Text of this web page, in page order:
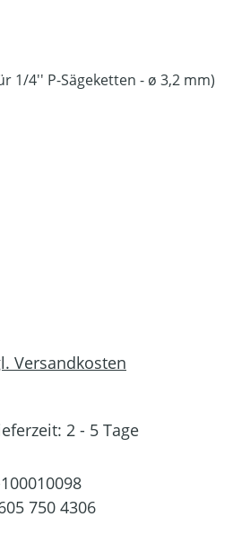
Versandkosten
2 - 5 Tage
750 4306